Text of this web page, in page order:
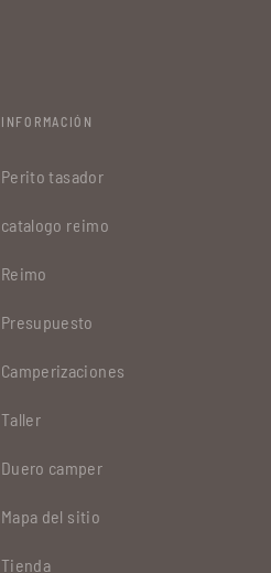
INFORMACIÓN
Perito tasador
catalogo reimo
Reimo
Presupuesto
Camperizaciones
Taller
Duero camper
Mapa del sitio
Tienda